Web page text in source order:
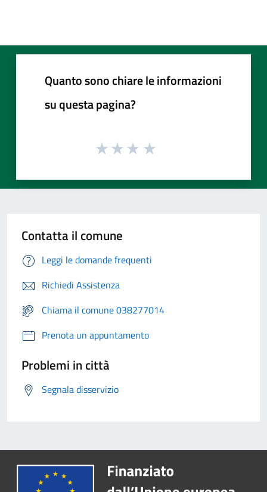
Quanto sono chiare le informazioni
su questa pagina?
Contatta il comune
Leggi le domande frequenti
Richiedi Assistenza
Chiama il comune 038277014
Prenota un appuntamento
Problemi in città
Segnala disservizio